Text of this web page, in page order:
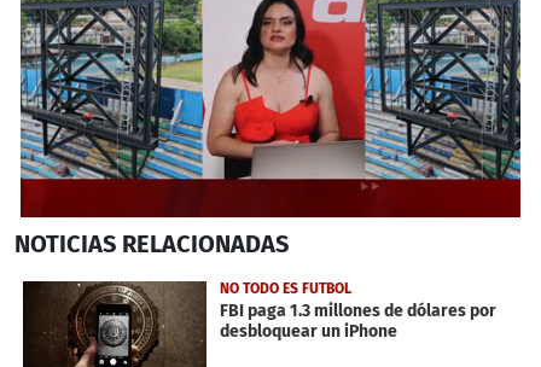
seconds
3
minutes,
seconds
NOTICIAS RELACIONADAS
NO TODO ES FUTBOL
FBI paga 1.3 millones de dólares por
desbloquear un iPhone